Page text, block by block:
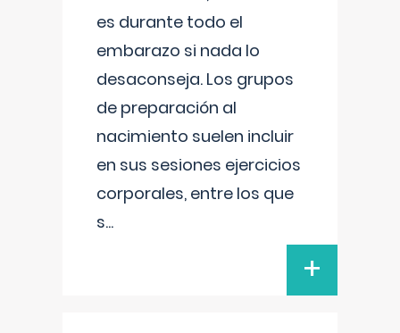
es durante todo el
embarazo si nada lo
desaconseja. Los grupos
de preparación al
nacimiento suelen incluir
en sus sesiones ejercicios
corporales, entre los que
s...
+